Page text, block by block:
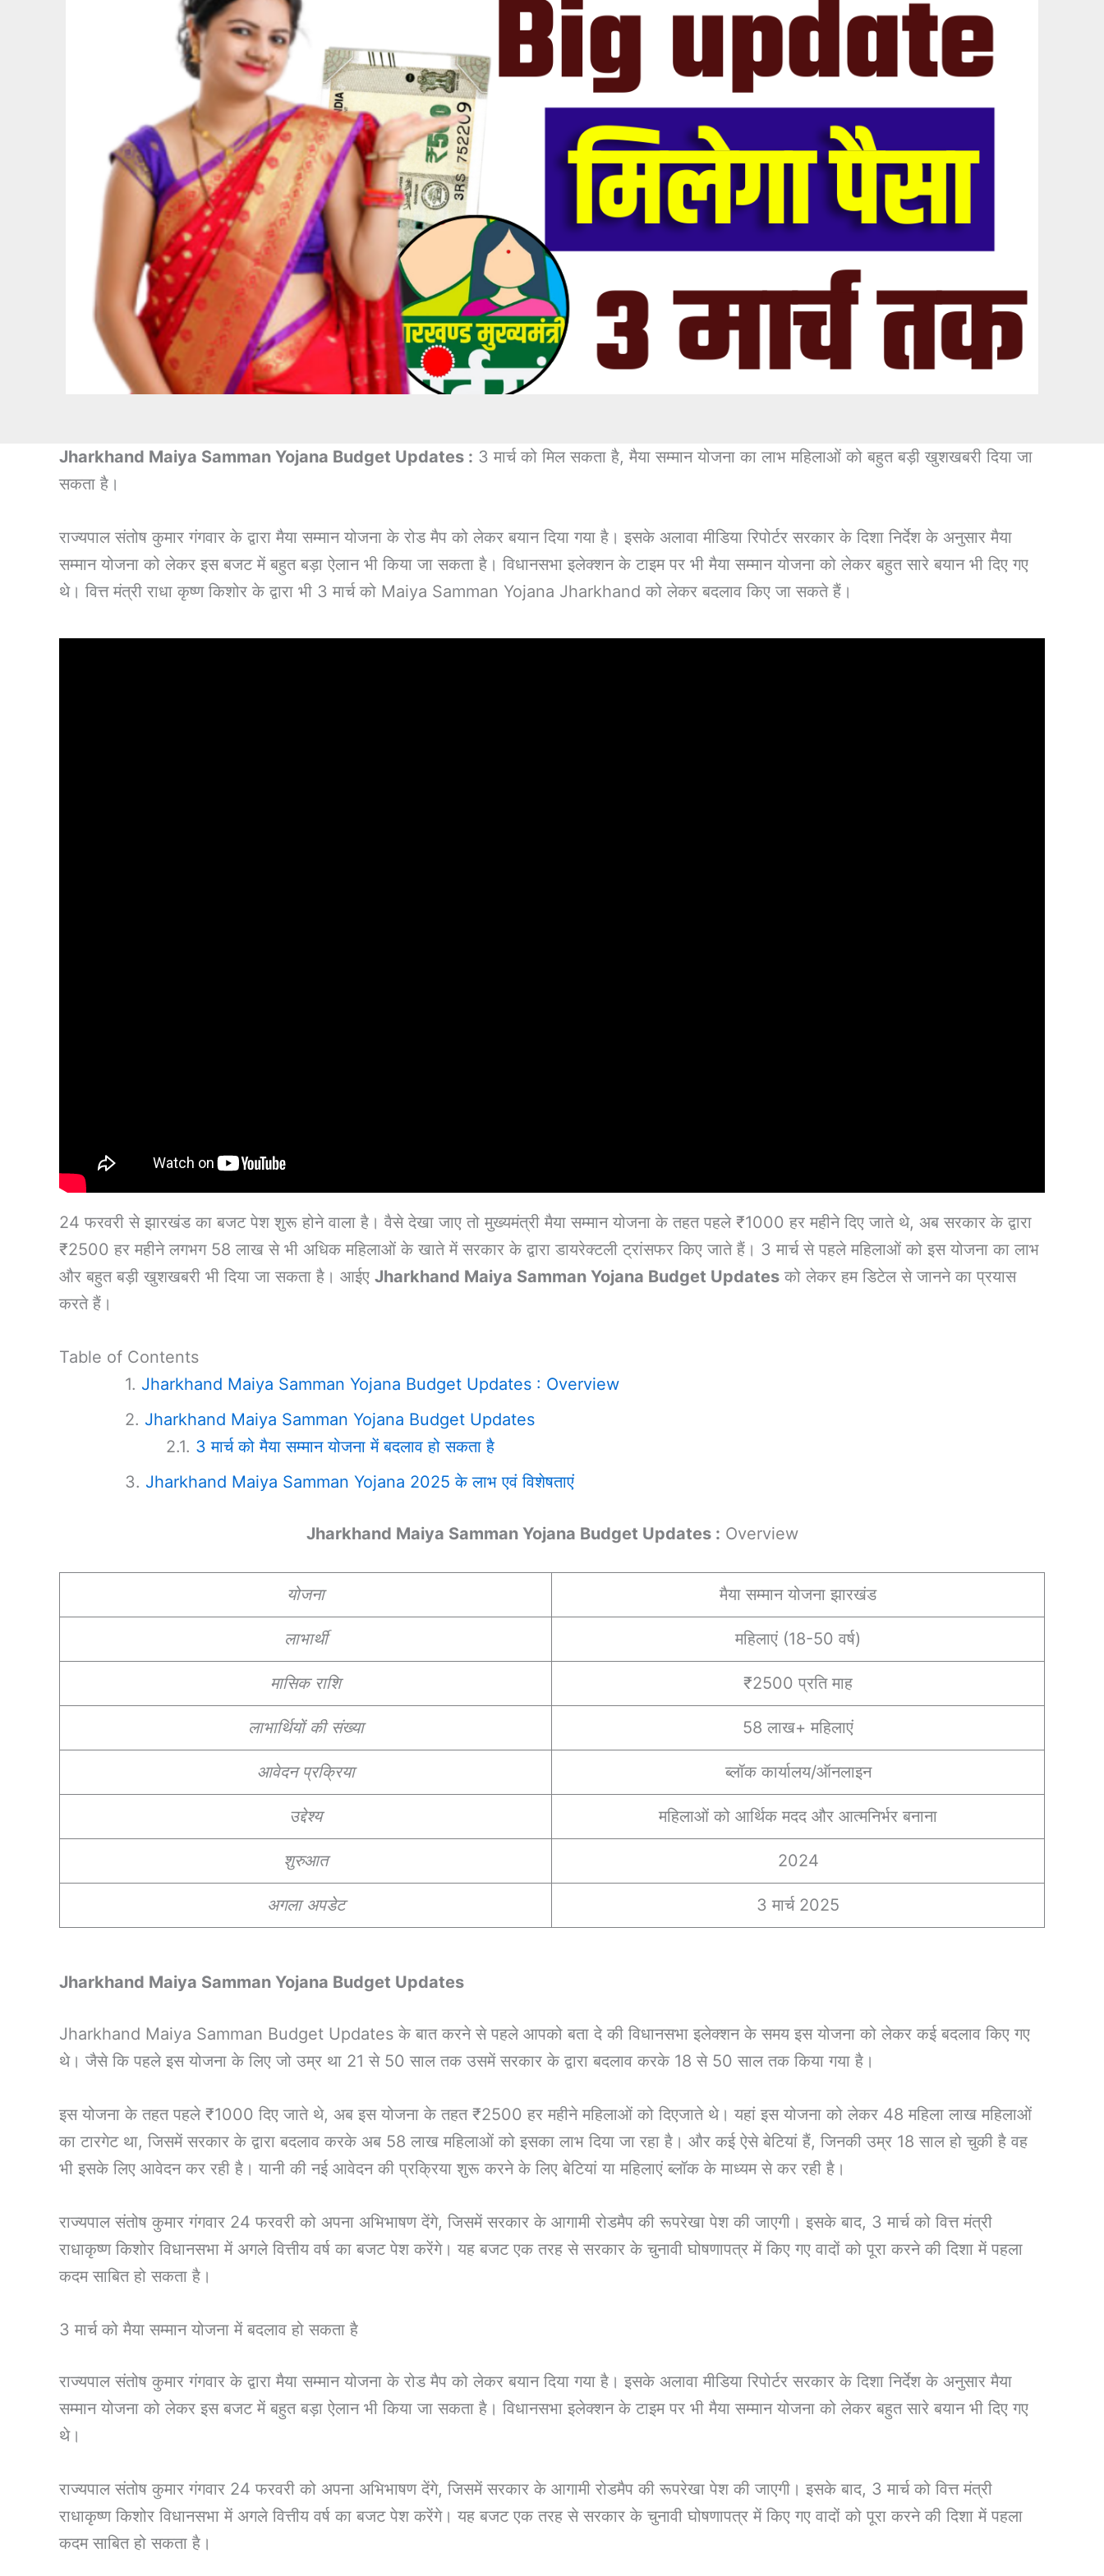
Jharkhand Maiya Samman Yojana Budget Updates : 3 मार्च को मिल सकता है, मैया सम्मान योजना का लाभ महिलाओं को बहुत बड़ी खुशखबरी दिया जा
सकता है।
राज्यपाल संतोष कुमार गंगवार के द्वारा मैया सम्मान योजना के रोड मैप को लेकर बयान दिया गया है। इसके अलावा मीडिया रिपोर्टर सरकार के दिशा निर्देश के अनुसार मैया
सम्मान योजना को लेकर इस बजट में बहुत बड़ा ऐलान भी किया जा सकता है। विधानसभा इलेक्शन के टाइम पर भी मैया सम्मान योजना को लेकर बहुत सारे बयान भी दिए गए
थे। वित्त मंत्री राधा कृष्ण किशोर के द्वारा भी 3 मार्च को Maiya Samman Yojana Jharkhand को लेकर बदलाव किए जा सकते हैं।
24 फरवरी से झारखंड का बजट पेश शुरू होने वाला है। वैसे देखा जाए तो मुख्यमंत्री मैया सम्मान योजना के तहत पहले ₹1000 हर महीने दिए जाते थे, अब सरकार के द्वारा
₹2500 हर महीने लगभग 58 लाख से भी अधिक महिलाओं के खाते में सरकार के द्वारा डायरेक्टली ट्रांसफर किए जाते हैं। 3 मार्च से पहले महिलाओं को इस योजना का लाभ
और बहुत बड़ी खुशखबरी भी दिया जा सकता है। आईए Jharkhand Maiya Samman Yojana Budget Updates को लेकर हम डिटेल से जानने का प्रयास
करते हैं।
Table of Contents
Jharkhand Maiya Samman Yojana Budget Updates : Overview
Jharkhand Maiya Samman Yojana Budget Updates
3 मार्च को मैया सम्मान योजना में बदलाव हो सकता है
Jharkhand Maiya Samman Yojana 2025 के लाभ एवं विशेषताएं
Jharkhand Maiya Samman Yojana Budget Updates : Overview
योजना मैया सम्मान योजना झारखंड
लाभार्थी महिलाएं (18-50 वर्ष)
मासिक राशि ₹2500 प्रति माह
लाभार्थियों की संख्या 58 लाख+ महिलाएं
आवेदन प्रक्रिया ब्लॉक कार्यालय/ऑनलाइन
उद्देश्य महिलाओं को आर्थिक मदद और आत्मनिर्भर बनाना
शुरुआत 2024
अगला अपडेट 3 मार्च 2025
Jharkhand Maiya Samman Yojana Budget Updates
Jharkhand Maiya Samman Budget Updates के बात करने से पहले आपको बता दे की विधानसभा इलेक्शन के समय इस योजना को लेकर कई बदलाव किए गए
थे। जैसे कि पहले इस योजना के लिए जो उम्र था 21 से 50 साल तक उसमें सरकार के द्वारा बदलाव करके 18 से 50 साल तक किया गया है।
इस योजना के तहत पहले ₹1000 दिए जाते थे, अब इस योजना के तहत ₹2500 हर महीने महिलाओं को दिएजाते थे। यहां इस योजना को लेकर 48 महिला लाख महिलाओं
का टारगेट था, जिसमें सरकार के द्वारा बदलाव करके अब 58 लाख महिलाओं को इसका लाभ दिया जा रहा है। और कई ऐसे बेटियां हैं, जिनकी उम्र 18 साल हो चुकी है वह
भी इसके लिए आवेदन कर रही है। यानी की नई आवेदन की प्रक्रिया शुरू करने के लिए बेटियां या महिलाएं ब्लॉक के माध्यम से कर रही है।
राज्यपाल संतोष कुमार गंगवार 24 फरवरी को अपना अभिभाषण देंगे, जिसमें सरकार के आगामी रोडमैप की रूपरेखा पेश की जाएगी। इसके बाद, 3 मार्च को वित्त मंत्री
राधाकृष्ण किशोर विधानसभा में अगले वित्तीय वर्ष का बजट पेश करेंगे। यह बजट एक तरह से सरकार के चुनावी घोषणापत्र में किए गए वादों को पूरा करने की दिशा में पहला
कदम साबित हो सकता है।
3 मार्च को मैया सम्मान योजना में बदलाव हो सकता है
राज्यपाल संतोष कुमार गंगवार के द्वारा मैया सम्मान योजना के रोड मैप को लेकर बयान दिया गया है। इसके अलावा मीडिया रिपोर्टर सरकार के दिशा निर्देश के अनुसार मैया
सम्मान योजना को लेकर इस बजट में बहुत बड़ा ऐलान भी किया जा सकता है। विधानसभा इलेक्शन के टाइम पर भी मैया सम्मान योजना को लेकर बहुत सारे बयान भी दिए गए
थे।
राज्यपाल संतोष कुमार गंगवार 24 फरवरी को अपना अभिभाषण देंगे, जिसमें सरकार के आगामी रोडमैप की रूपरेखा पेश की जाएगी। इसके बाद, 3 मार्च को वित्त मंत्री
राधाकृष्ण किशोर विधानसभा में अगले वित्तीय वर्ष का बजट पेश करेंगे। यह बजट एक तरह से सरकार के चुनावी घोषणापत्र में किए गए वादों को पूरा करने की दिशा में पहला
कदम साबित हो सकता है।